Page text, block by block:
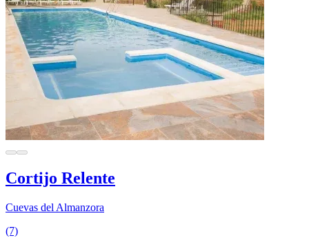
Cortijo Relente
Cuevas del Almanzora
(7)